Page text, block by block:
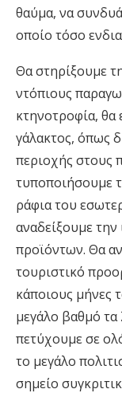
θαύμα, να
οποίο τόσο
Θα στηρίξουμε
ντόπιους
κτηνοτροφία, θα
γάλακτος, όπως
περιοχής στους
τυποποιήσουμε
ράφια του
αναδείξουμε την
προϊόντων. Θα
τουριστικό
κάποιους μήνες
μεγάλο βαθμό
πετύχουμε σε
το μεγάλο
σημείο